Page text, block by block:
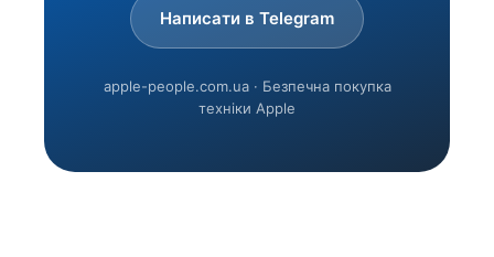
Написати в Telegram
apple-people.com.ua · Безпечна покупка
техніки Apple